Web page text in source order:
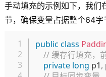
手动填充的示例如下，我们
节，确保变量占据整个64字
public class
// 缓存行填充，
private long p1,